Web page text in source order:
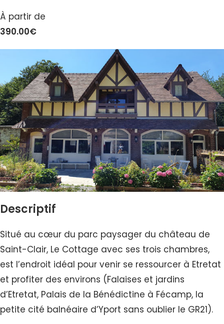
À partir de
390.00€
Descriptif
Situé au cœur du parc paysager du château de
Saint-Clair, Le Cottage avec ses trois chambres,
est l’endroit idéal pour venir se ressourcer à Etretat
et profiter des environs (Falaises et jardins
d’Etretat, Palais de la Bénédictine à Fécamp, la
petite cité balnéaire d’Yport sans oublier le GR21).